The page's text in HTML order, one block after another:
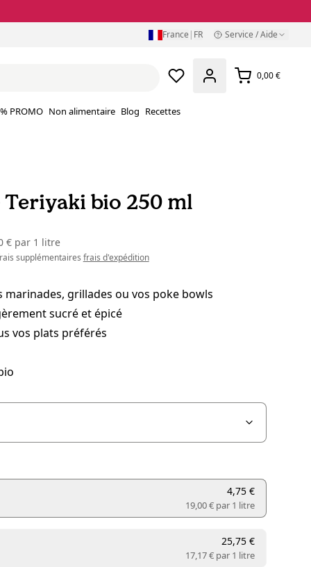
France | FR Service / Aide
0,00 €
% PROMO Non alimentaire Blog Recettes
Teriyaki bio 250 ml
€ par1 litre
supplémentaires frais d'expédition
marinades, grillades ou vos poke bowls
sucré et épicé
vos plats préférés
4,75 €
19,00 € par1 litre
25,75 €
17,17 € par1 litre